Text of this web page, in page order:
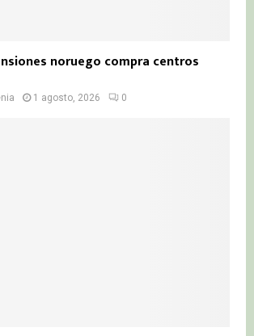
noruego compra centros
1 agosto, 2026 0